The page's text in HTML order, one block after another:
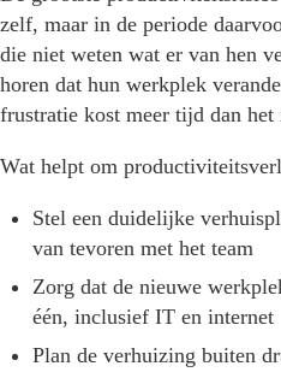
zelf, maar in de periode
die niet weten wat er van hen
horen dat hun werkplek
frustratie kost meer tijd dan het
Wat helpt om
Stel een duidelijke
van tevoren met het team
Zorg dat de nieuwe
één, inclusief IT en internet
Plan de verhuizing buiten